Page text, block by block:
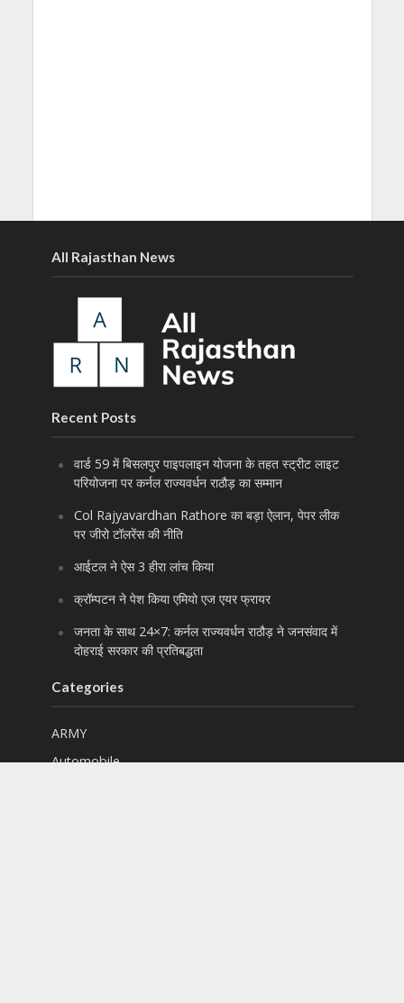
All Rajasthan News
Recent Posts
वार्ड 59 में बिसलपुर पाइपलाइन योजना के तहत स्ट्रीट लाइट
परियोजना पर कर्नल राज्यवर्धन राठौड़ का सम्मान
Col Rajyavardhan Rathore का बड़ा ऐलान, पेपर लीक
पर जीरो टॉलरेंस की नीति
आईटल ने ऐस 3 हीरा लांच किया
क्रॉम्पटन ने पेश किया एमियो एज एयर फ्रायर
जनता के साथ 24×7: कर्नल राज्यवर्धन राठौड़ ने जनसंवाद में
दोहराई सरकार की प्रतिबद्धता
Categories
ARMY
Automobile